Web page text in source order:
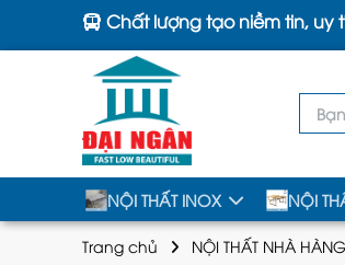
Chất lượng tạo niềm tin, uy
NỘI THẤT INOX NỘI
Trang chủ NỘI THẤT NHÀ HÀNG